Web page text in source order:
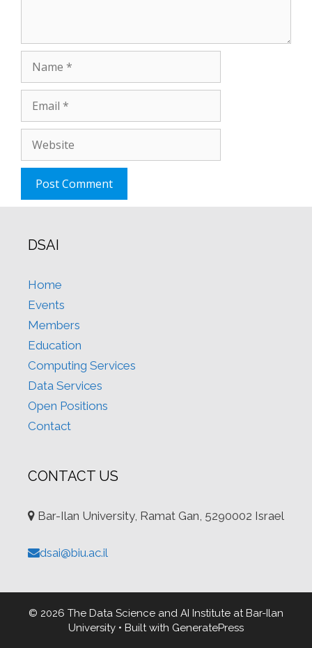
DSAI
Home
Events
Members
Education
Computing Services
Data Services
Open Positions
Contact
CONTACT US
Bar-Ilan University, Ramat Gan, 5290002 Israel
dsai@biu.ac.il
© 2026 The Data Science and AI Institute at Bar-Ilan
University • Built with GeneratePress